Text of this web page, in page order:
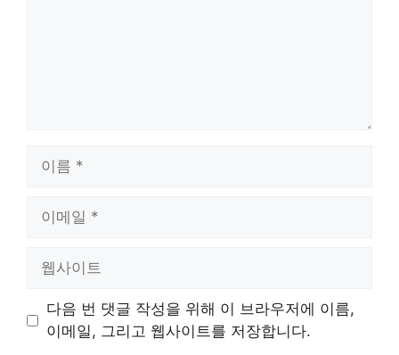
트
다음 번 댓글 작성을 위해 이 브라우저에 이름,
이메일, 그리고 웹사이트를 저장합니다.